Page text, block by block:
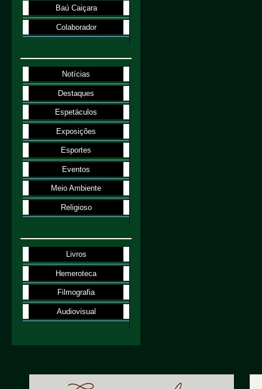
Baú Caiçara
Colaborador
Notícias
Destaques
Espetáculos
Exposições
Esportes
Eventos
Meio Ambiente
Religioso
Livros
Hemeroteca
Filmografia
Audiovisual